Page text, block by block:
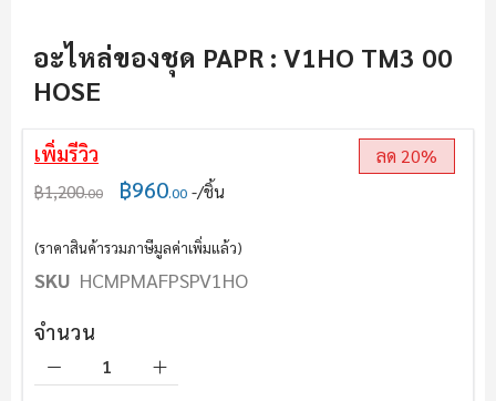
ที่
ส่วน
ต้น
ของ
แกล
อะไหล่ของชุด PAPR : V1HO TM3 00
HOSE
เพิ่มรีวิว
฿1,200.00 ฿960.00 /ชิ้น
ลด 20%
(ราคาสินค้ารวมภาษีมูลค่าเพิ่มแล้ว)
SKU HCMPMAFPSPV1HO
จำนวน